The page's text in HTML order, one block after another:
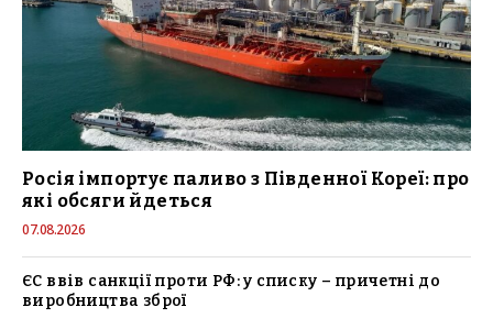
Росія імпортує паливо з Південної Кореї: про
які обсяги йдеться
07.08.2026
ЄС ввів санкції проти РФ: у списку – причетні до
виробництва зброї